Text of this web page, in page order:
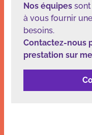
Nos équipes
à vous fournir
besoins.
Contactez-nous
prestation sur